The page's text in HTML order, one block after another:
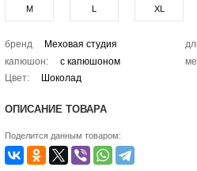
M XL
бренд Меховая студия
капюшон:
с капюшоном
Цвет:
Шоколад
ОПИСАНИЕ ТОВАРА
Поделится данным товаром: